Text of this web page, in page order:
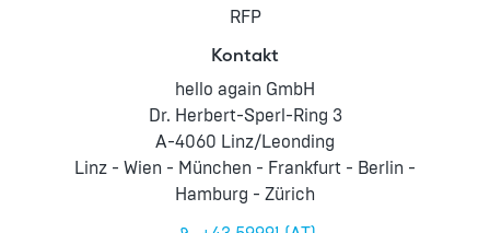
RFP
Kontakt
hello again GmbH
Dr. Herbert-Sperl-Ring 3
A-4060 Linz/Leonding
Linz - Wien - München - Frankfurt - Berlin -
Hamburg - Zürich